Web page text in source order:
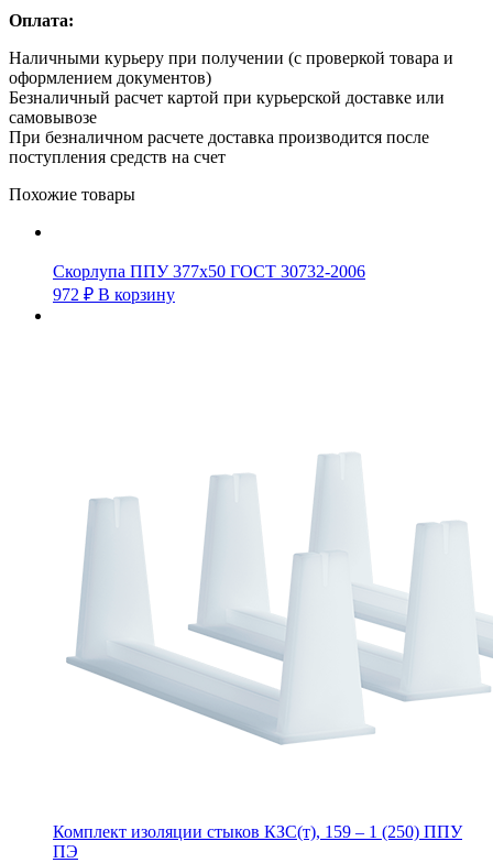
Оплата:
Наличными курьеру при получении (с проверкой товара и
оформлением документов)
Безналичный расчет картой при курьерской доставке или
самовывозе
При безналичном расчете доставка производится после
поступления средств на счет
Похожие товары
Скорлупа ППУ 377х50 ГОСТ 30732-2006
972 ₽ В корзину
Комплект изоляции стыков КЗС(т), 159 – 1 (250) ППУ
ПЭ